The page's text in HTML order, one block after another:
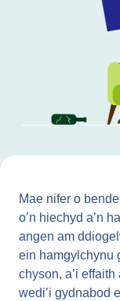
Mae nifer o
o’n hiechyd a’n
angen am
ein hamgylchynu
chyson, a’i
wedi’i gydnabod